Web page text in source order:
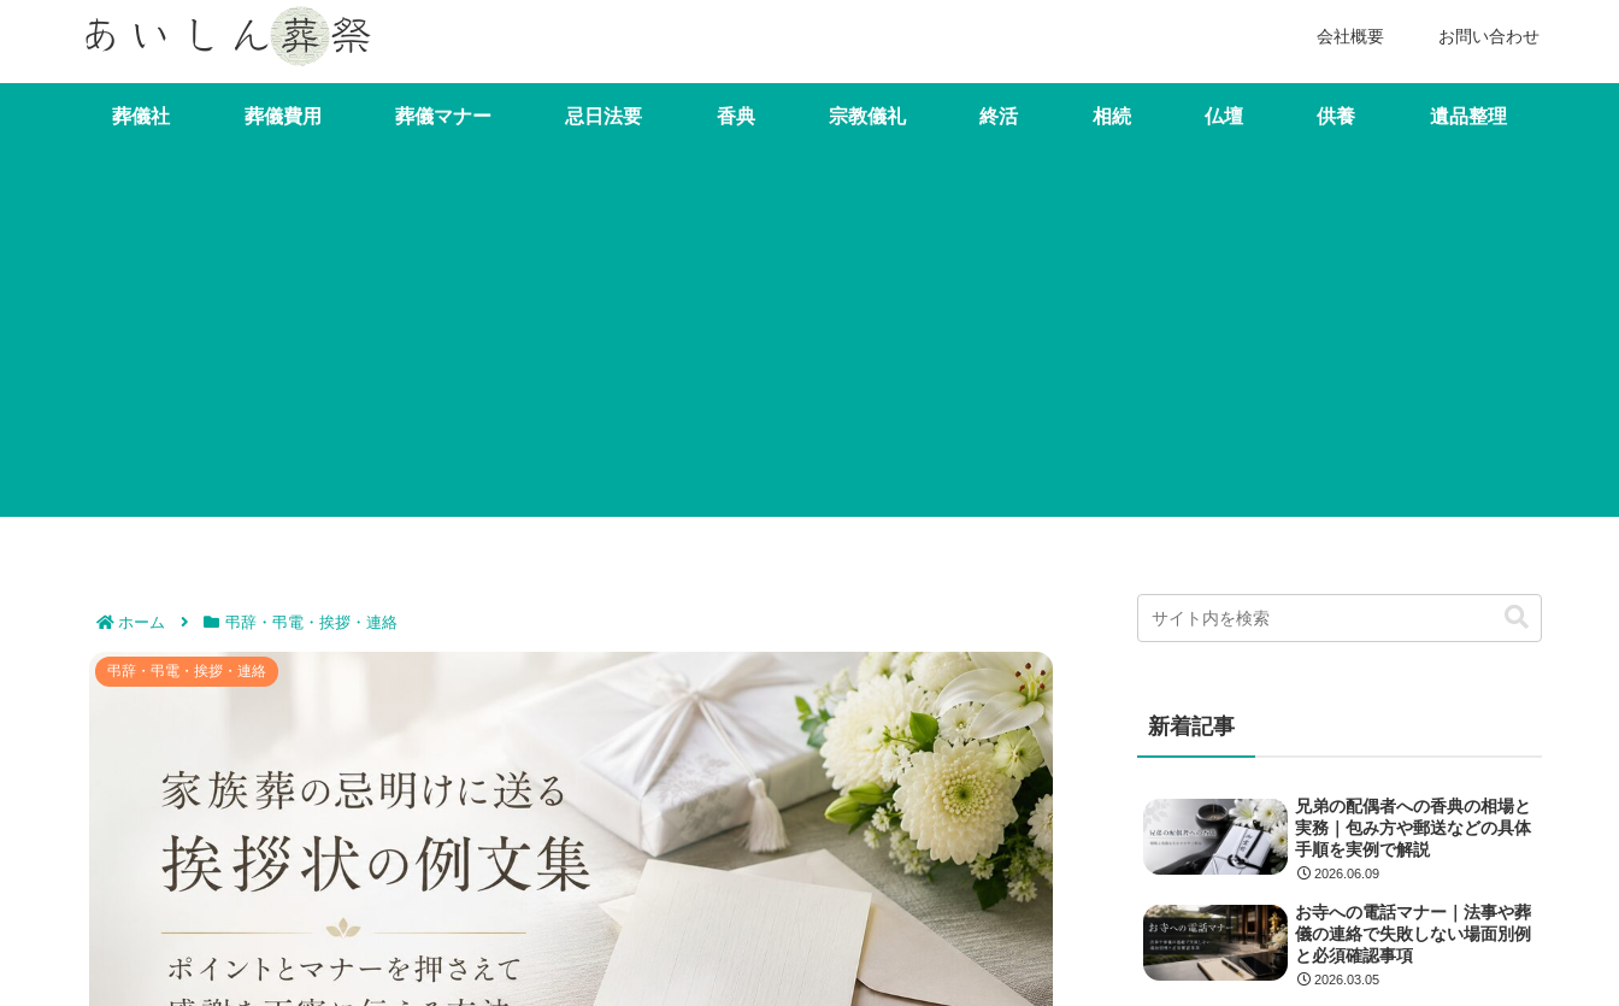
会社概要 お問い合わせ
葬儀社 葬儀費用 葬儀マナー 忌日法要 香典 宗教儀礼 終活 相続 仏壇 供養 遺品整理
ホーム 弔辞・弔電・挨拶・連絡
家族葬の忌明けに送る挨拶状の例文集｜ポイントとマナーを押さえて感謝を丁寧に伝える方法
弔辞・弔電・挨拶・連絡
新着記事
兄弟の配偶者への香典の相場と
実務｜包み方や郵送などの具体
手順を実例で解説
2026.06.09
お寺への電話マナー｜法事や葬
儀の連絡で失敗しない場面別例
と必須確認事項
2026.03.05